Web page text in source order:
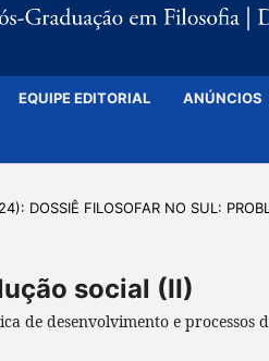
EQUIPE EDITORIAL ANÚNCIOS
DOSSIÊ FILOSOFAR NO SUL:
social (II)
de desenvolvimento e processos